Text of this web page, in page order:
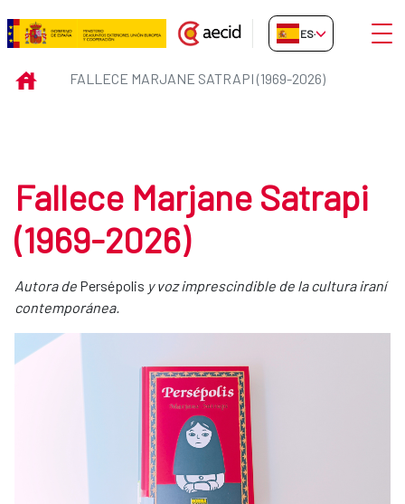
Saltar al contenido principal
Fallece Marjane Satrapi (1969-
ES-ES Abrir
INICIOFALLECE MARJANE SATRAPI (1969-2026)
Fallece Marjane Satrapi
(1969-2026)
Autora de Persépolis y voz imprescindible de la cultura iraní
contemporánea.